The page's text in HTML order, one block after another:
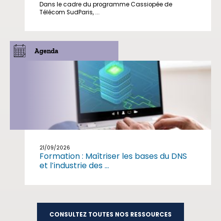
Dans le cadre du programme Cassiopée de
Télécom SudParis, ...
Agenda
21/09/2026
Formation : Maîtriser les bases du DNS
et l’industrie des ...
CONSULTEZ TOUTES NOS RESSOURCES